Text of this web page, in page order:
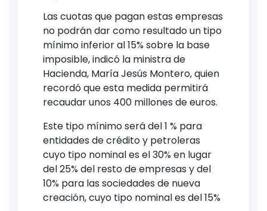
Las cuotas que pagan estas empresas
no podrán dar como resultado un tipo
mínimo inferior al 15% sobre la base
imposible, indicó la ministra de
Hacienda, María Jesús Montero, quien
recordó que esta medida permitirá
recaudar unos 400 millones de euros.
Este tipo mínimo será del 1 % para
entidades de crédito y petroleras
cuyo tipo nominal es el 30% en lugar
del 25% del resto de empresas y del
10% para las sociedades de nueva
creación, cuyo tipo nominal es del 15%